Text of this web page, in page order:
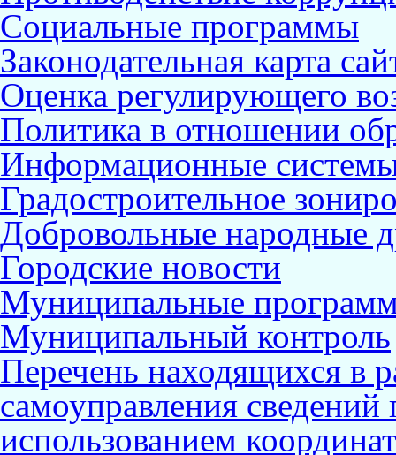
Социальные программы
Законодательная карта
Оценка регулирующего
Политика в отношении
Информационные
Градостроительное
Добровольные народные
Городские новости
Муниципальные
Муниципальный контроль
Перечень находящихся в
самоуправления
использованием